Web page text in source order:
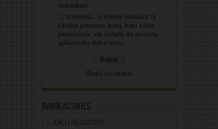
radiniekam.
Izsniegšu, ja klients nosauks tā
cilvēka personas kodu, kam zāles
parakstītas, vai uzrādīs šo personu
apliecinošu dokumentu.
Skatīt rezultātus
Svarīgas saites
ZĀĻU REĢISTRS